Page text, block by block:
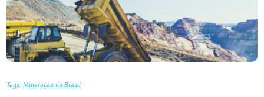
Tags:Mineração no Brasil